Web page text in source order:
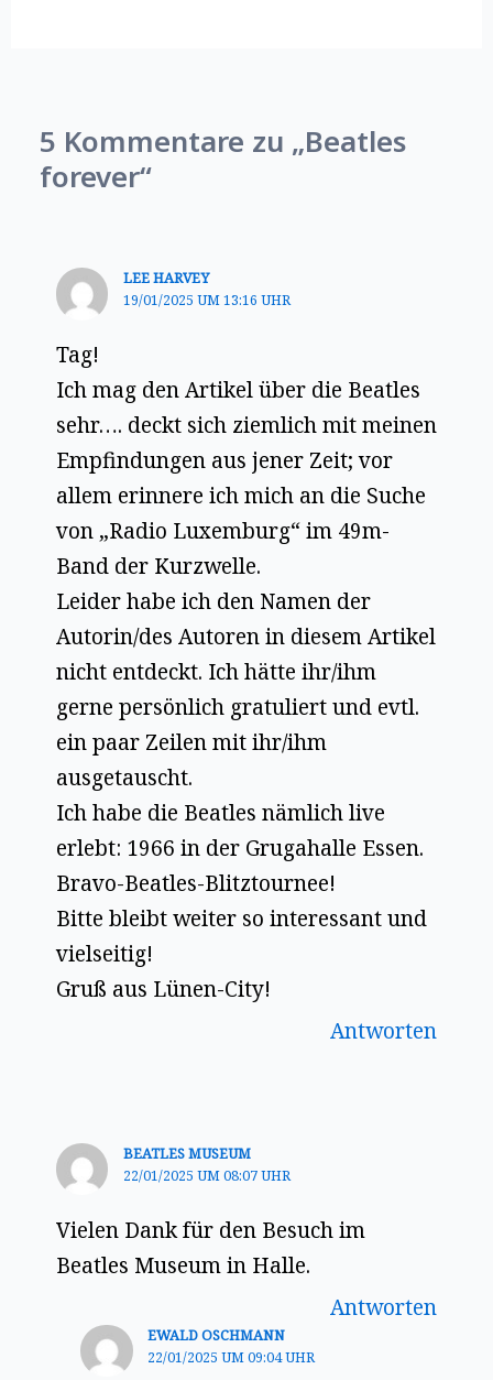
5 Kommentare zu „Beatles
forever“
LEE HARVEY
19/01/2025 UM 13:16 UHR
Tag!
Ich mag den Artikel über die Beatles
sehr…. deckt sich ziemlich mit meinen
Empfindungen aus jener Zeit; vor
allem erinnere ich mich an die Suche
von „Radio Luxemburg“ im 49m-
Band der Kurzwelle.
Leider habe ich den Namen der
Autorin/des Autoren in diesem Artikel
nicht entdeckt. Ich hätte ihr/ihm
gerne persönlich gratuliert und evtl.
ein paar Zeilen mit ihr/ihm
ausgetauscht.
Ich habe die Beatles nämlich live
erlebt: 1966 in der Grugahalle Essen.
Bravo-Beatles-Blitztournee!
Bitte bleibt weiter so interessant und
vielseitig!
Gruß aus Lünen-City!
Antworten
BEATLES MUSEUM
22/01/2025 UM 08:07 UHR
Vielen Dank für den Besuch im
Beatles Museum in Halle.
Antworten
EWALD OSCHMANN
22/01/2025 UM 09:04 UHR